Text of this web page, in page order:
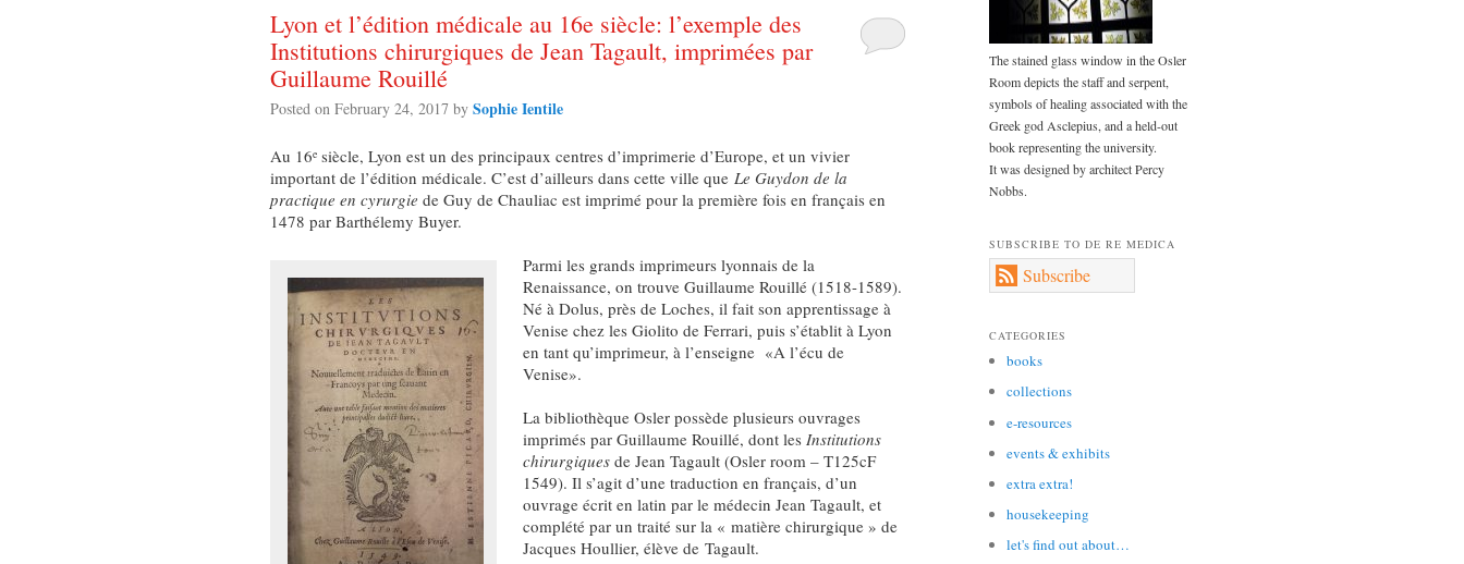
Lyon et l’édition médicale au 16e siècle: l’exemple des
Institutions chirurgiques de Jean Tagault, imprimées par
Guillaume Rouillé
Posted on February 24, 2017 by Sophie Ientile
Au 16e siècle, Lyon est un des principaux centres d’imprimerie d’Europe, et un vivier
important de l’édition médicale. C’est d’ailleurs dans cette ville que Le Guydon de la
practique en cyrurgie de Guy de Chauliac est imprimé pour la première fois en français en
1478 par Barthélemy Buyer.
Parmi les grands imprimeurs lyonnais de la
Renaissance, on trouve Guillaume Rouillé (1518-1589).
Né à Dolus, près de Loches, il fait son apprentissage à
Venise chez les Giolito de Ferrari, puis s’établit à Lyon
en tant qu’imprimeur, à l’enseigne «A l’écu de
Venise».
La bibliothèque Osler possède plusieurs ouvrages
imprimés par Guillaume Rouillé, dont lesInstitutions
chirurgiquesde Jean Tagault (Osler room – T125cF
1549). Il s’agit d’une traduction en français, d’un
ouvrage écrit en latin par le médecin Jean Tagault, et
complété par un traité sur la « matière chirurgique » de
Jacques Houllier, élève de Tagault.
The stained glass window in the Osler
Room depicts the staff and serpent,
symbols of healing associated with the
Greek god Asclepius, and a held-out
book representing the university.
It was designed by architect Percy
Nobbs.
SUBSCRIBE TO DE RE MEDICA
Subscribe
CATEGORIES
books
collections
e-resources
events & exhibits
extra extra!
housekeeping
let's find out about…